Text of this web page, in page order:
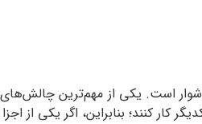
است. یکی از مهم‌ترین
کار کنند؛ بنابراین، اگر یکی از